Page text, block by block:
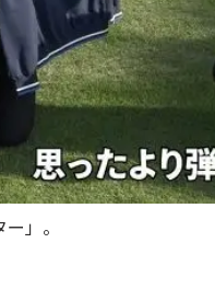
」。